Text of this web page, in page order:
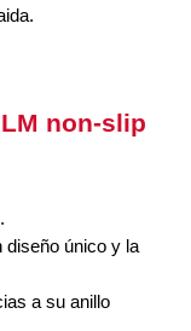
non-slip
diseño único y la
a su anillo